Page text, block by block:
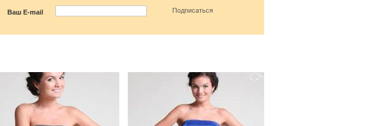
Ваш E-mail